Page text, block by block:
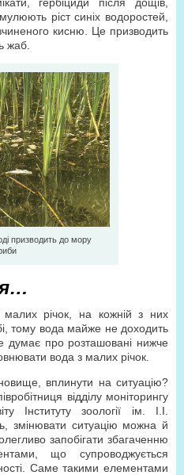
ріст синіх водоростей,
кисню. Це призводить
жаб.
призводить до мору
річок, на кожній з них
тому вода майже не доходить
думає про розташовані нижче
вода з малих річок.
вплинути на ситуацію?
відділу моніторингу
Інституту зоології ім. І.І.
змінювати ситуацію можна й
запобігати збагаченню
що супроводжується
Саме такими елементами